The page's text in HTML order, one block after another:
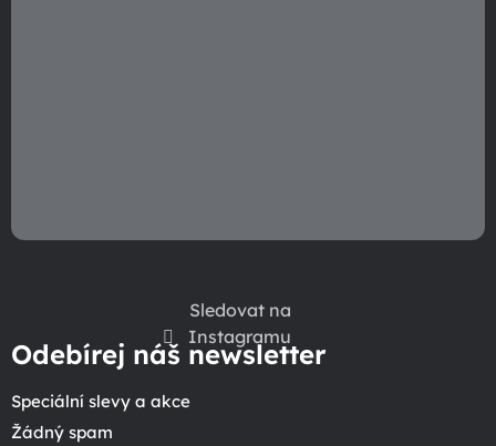
Sledovat na
Instagramu
Odebírej náš newsletter
Speciální slevy a akce
Žádný spam